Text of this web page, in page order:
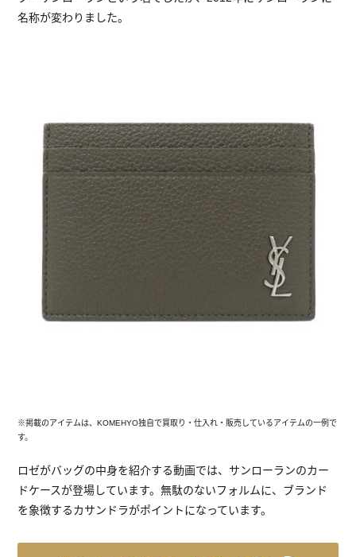
名称が変わりました。
※掲載のアイテムは、KOMEHYO独自で買取り・仕入れ・販売しているアイテムの一例で
す。
ロゼがバッグの中身を紹介する動画では、サンローランのカー
ドケースが登場しています。無駄のないフォルムに、ブランド
を象徴するカサンドラがポイントになっています。